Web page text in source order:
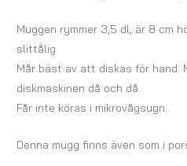
Muggen rymmer 3,5 dl, är 8 cm
slittålig
Mår bäst av att diskas för
diskmaskinen då och då.
Får inte köras i mikrovågsugn.
Denna mugg finns även som i